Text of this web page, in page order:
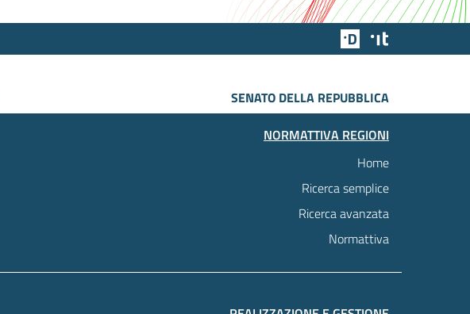
Team Digitale
SENATO DELLA REPUBBLICA
NORMATTIVA REGIONI
Home
Ricerca semplice
Ricerca avanzata
Normattiva